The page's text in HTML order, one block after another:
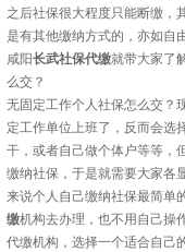
之后社保很大程度只能断缴，
是有其他缴纳方式的，亦如自
咸阳长武社保代缴就带大家了
么交？
无固定工作个人社保怎么交？
定工作单位上班了，反而会选
干，或者自己做个体户等等，
缴纳社保，于是就需要大家各
来说个人自己缴纳社保最简单
缴机构去办理，也不用自己操
代缴机构，选择一个适合自己